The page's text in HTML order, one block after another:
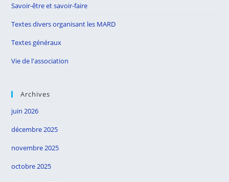
Savoir-être et savoir-faire
Textes divers organisant les MARD
Textes généraux
Vie de l'association
Archives
juin 2026
décembre 2025
novembre 2025
octobre 2025